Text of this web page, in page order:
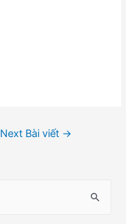
Next Bài viết →